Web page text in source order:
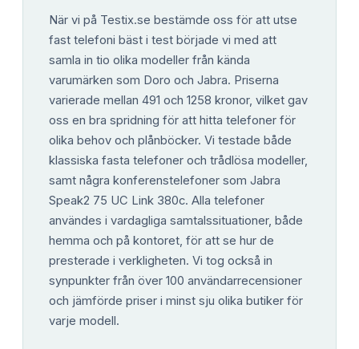
När vi på Testix.se bestämde oss för att utse
fast telefoni bäst i test började vi med att
samla in tio olika modeller från kända
varumärken som Doro och Jabra. Priserna
varierade mellan 491 och 1258 kronor, vilket gav
oss en bra spridning för att hitta telefoner för
olika behov och plånböcker. Vi testade både
klassiska fasta telefoner och trådlösa modeller,
samt några konferenstelefoner som Jabra
Speak2 75 UC Link 380c. Alla telefoner
användes i vardagliga samtalssituationer, både
hemma och på kontoret, för att se hur de
presterade i verkligheten. Vi tog också in
synpunkter från över 100 användarrecensioner
och jämförde priser i minst sju olika butiker för
varje modell.